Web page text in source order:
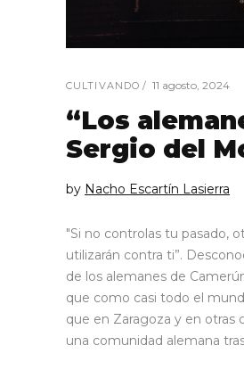
CULTIVANDO 11 agosto, 2024
“Los
Sergio del
by Nacho Escartín Lasierra
"Si no controlas tu pasado,
utilizarán contra ti”.
de los alemanes de
que como casi todo el
que en Zaragoza y en otras
una comunidad alemana